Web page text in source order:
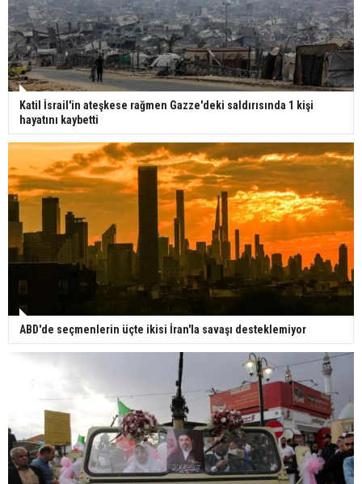
Katil İsrail'in ateşkese rağmen Gazze'deki saldırısında 1 kişi
hayatını kaybetti
ABD'de seçmenlerin üçte ikisi İran'la savaşı desteklemiyor